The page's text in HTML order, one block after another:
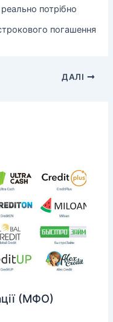
потрібно
погашення
ДАЛІ
(МФО)